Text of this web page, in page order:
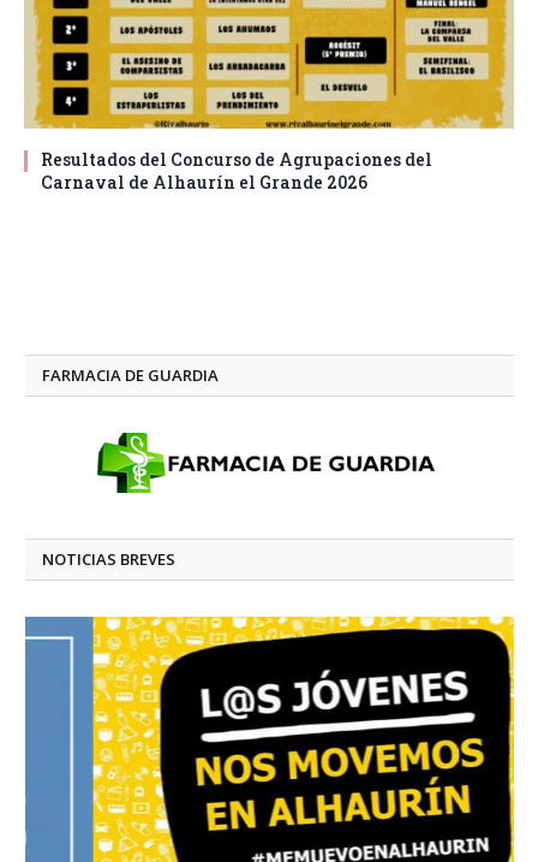
Resultados del Concurso de Agrupaciones del
Carnaval de Alhaurín el Grande 2026
FARMACIA DE GUARDIA
NOTICIAS BREVES